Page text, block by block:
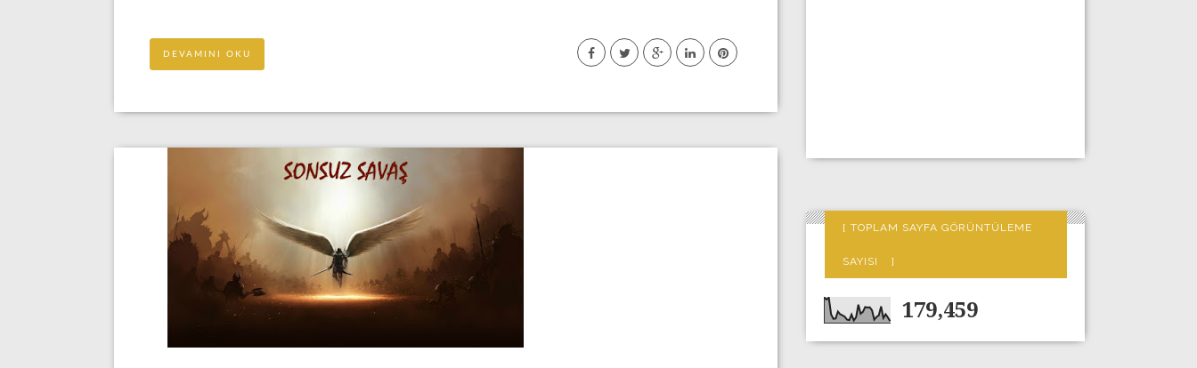
DEVAMINI OKU
TOPLAM SAYFA GÖRÜNTÜLEME
SAYISI
179,459